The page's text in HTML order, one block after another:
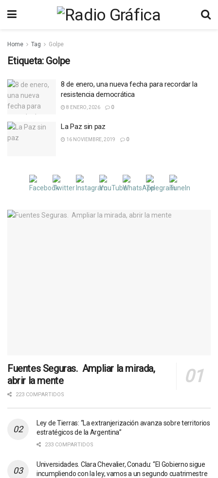
Home Tag Golpe
Etiqueta: Golpe
8 de enero, una nueva fecha para recordar la
resistencia democrática
8 ENERO, 2026 0
La Paz sin paz
16 NOVIEMBRE, 2019 0
Fuentes Seguras. Ampliar la mirada,
abrir la mente
223 COMPARTIDOS
Ley de Tierras: “La extranjerización avanza sobre territorios
estratégicos de la Argentina”
233 COMPARTIDOS
Universidades. Clara Chevalier, Conadu: “El Gobierno sigue
incumpliendo con la ley, vamos a un segundo cuatrimestre